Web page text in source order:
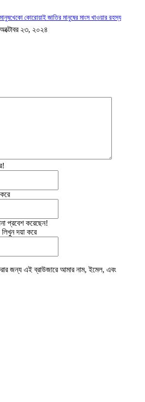
মানুষখেকো কোরোয়াই জাতির মানুষের মাংস খাওয়ার রহস্য
অক্টোবর ২৩, ২০২৪
প্রবেশ করেছেন!
দয়া করে
জন্য এই ব্রাউজারে আমার নাম, ইমেল, এবং